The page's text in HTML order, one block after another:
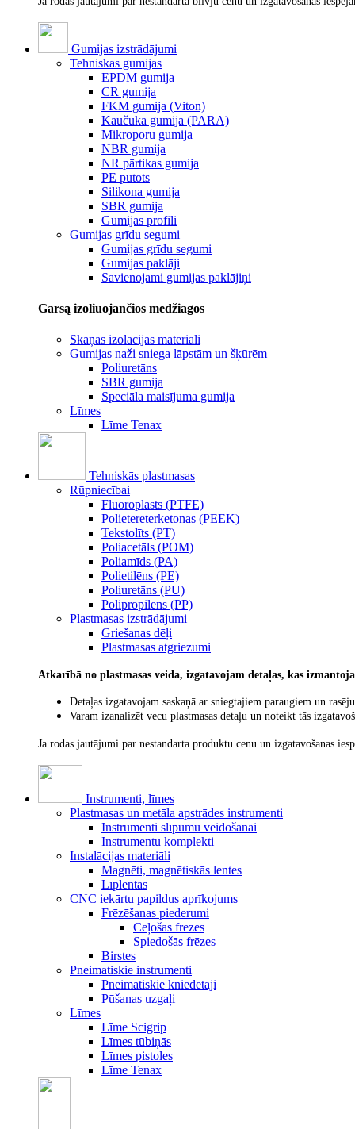
Gumijas izstrādājumi
Tehniskās gumijas
EPDM gumija
CR gumija
FKM gumija (Viton)
Kaučuka gumija (PARA)
Mikroporu gumija
NBR gumija
NR pārtikas gumija
PE putots
Silikona gumija
SBR gumija
Gumijas profili
Gumijas grīdu segumi
Gumijas grīdu segumi
Gumijas paklāji
Savienojami gumijas paklājiņi
Garsą izoliuojančios medžiagos
Skaņas izolācijas materiāli
Gumijas naži sniega lāpstām un šķūrēm
Poliuretāns
SBR gumija
Speciāla maisījuma gumija
Līmes
Līme Tenax
Tehniskās plastmasas
Rūpniecībai
Fluoroplasts (PTFE)
Polietereterketonas (PEEK)
Tekstolīts (PT)
Poliacetāls (POM)
Poliamīds (PA)
Polietilēns (PE)
Poliuretāns (PU)
Polipropilēns (PP)
Plastmasas izstrādājumi
Griešanas dēļi
Plastmasas atgriezumi
Atkarībā no plastmasas veida, izgatavojam detaļas, kas
Detaļas izgatavojam saskaņā ar sniegtajiem paraugiem un
Varam izanalizēt vecu plastmasas detaļu un noteikt tās
Ja rodas jautājumi par nestandarta produktu cenu un izgatavošanas
Instrumenti, līmes
Plastmasas un metāla apstrādes instrumenti
Instrumenti slīpumu veidošanai
Instrumentu komplekti
Instalācijas materiāli
Magnēti, magnētiskās lentes
Līplentas
CNC iekārtu papildus aprīkojums
Frēzēšanas piederumi
Ceļošās frēzes
Spiedošās frēzes
Birstes
Pneimatiskie instrumenti
Pneimatiskie kniedētāji
Pūšanas uzgaļi
Līmes
Līme Scigrip
Līmes tūbiņās
Līmes pistoles
Līme Tenax